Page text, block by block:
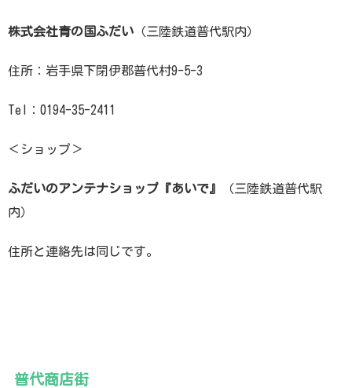
株式会社青の国ふだい （三陸鉄道普代駅内）
住所：岩手県下閉伊郡普代村9-5-3
Tel：0194-35-2411
＜ショップ＞
ふだいのアンテナショップ『あいで』
（三陸鉄道普代駅
内）
住所と連絡先は同じです。
普代商店街